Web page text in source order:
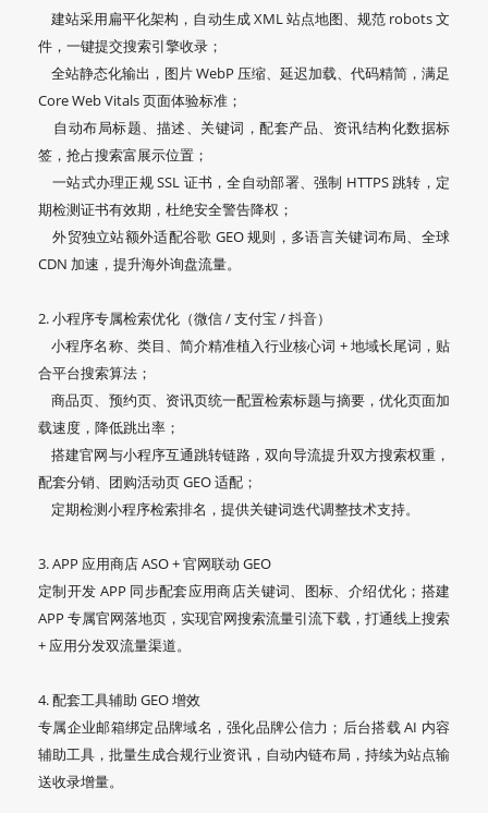
建站采用扁平化架构，自动生成 XML 站点地图、规范 robots 文
件，一键提交搜索引擎收录；
全站静态化输出，图片 WebP 压缩、延迟加载、代码精简，满足
Core Web Vitals 页面体验标准；
自动布局标题、描述、关键词，配套产品、资讯结构化数据标
签，抢占搜索富展示位置；
一站式办理正规 SSL 证书，全自动部署、强制 HTTPS 跳转，定
期检测证书有效期，杜绝安全警告降权；
外贸独立站额外适配谷歌 GEO 规则，多语言关键词布局、全球
CDN 加速，提升海外询盘流量。
2. 小程序专属检索优化（微信 / 支付宝 / 抖音）
小程序名称、类目、简介精准植入行业核心词 + 地域长尾词，贴
合平台搜索算法；
商品页、预约页、资讯页统一配置检索标题与摘要，优化页面加
载速度，降低跳出率；
搭建官网与小程序互通跳转链路，双向导流提升双方搜索权重，
配套分销、团购活动页 GEO 适配；
定期检测小程序检索排名，提供关键词迭代调整技术支持。
3. APP 应用商店 ASO + 官网联动 GEO
定制开发 APP 同步配套应用商店关键词、图标、介绍优化；搭建
APP 专属官网落地页，实现官网搜索流量引流下载，打通线上搜索
+ 应用分发双流量渠道。
4. 配套工具辅助 GEO 增效
专属企业邮箱绑定品牌域名，强化品牌公信力；后台搭载 AI 内容
辅助工具，批量生成合规行业资讯，自动内链布局，持续为站点输
送收录增量。